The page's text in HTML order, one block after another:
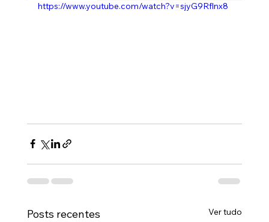
https://www.youtube.com/watch?v=sjyG9Rflnx8
Posts recentes Ver tudo